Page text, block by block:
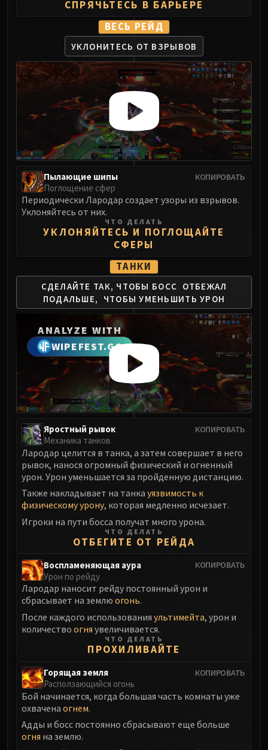
Faction Champions
Twin Val'kyr
Anub'Arak
ULDUAR
Flame Leviathan
Ignis
Razorscale
XT-002
Assembly of Iron
Kologarn
Auriaya
Hodir
Vezax
Yogg-Saron
Algalon
RESOURCES
Addons
Weakauras
Streamers By Class
Mythic+ Streamers
Raid Streamers
Recommended Websites
СПРЯЧЬТЕСЬ В БАРЬЕРЕ
ВЕСЬ РЕЙД
УКЛОНИТЕСЬ ОТ ВЗРЫВОВ
КОПИРОВАТЬ
Пылающие шипы
Поглощение сфер
Периодически Лародар создает узоры из взрывов.
Уклоняйтесь от них.
ЧТО ДЕЛАТЬ
УКЛОНЯЙТЕСЬ И ПОГЛОЩАЙТЕ
СФЕРЫ
ТАНКИ
СДЕЛАЙТЕ ТАК, ЧТОБЫ БОСС ОТБЕЖАЛ
ПОДАЛЬШЕ,
ЧТОБЫ УМЕНЬШИТЬ УРОН
ANALYZE WITH
WIPEFEST.GG
КОПИРОВАТЬ
Яростный рывок
Механика танков
Лародар целится в танка, а затем совершает в него
рывок, нанося огромный физический и огненный
урон. Урон уменьшается за пройденную дистанцию.
Также накладывает на танка уязвимость к
физическому урону, которая медленно исчезает.
Игроки на пути босса получат много урона.
ЧТО ДЕЛАТЬ
ОТБЕГИТЕ ОТ РЕЙДА
КОПИРОВАТЬ
Воспламеняющая аура
Урон по рейду
Лародар наносит рейду постоянный урон и
сбрасывает на землю огонь.
После каждого использования ультимейта, урон и
количество огня увеличивается.
ЧТО ДЕЛАТЬ
ПРОХИЛИВАЙТЕ
КОПИРОВАТЬ
Горящая земля
Расползающийся огонь
Бой начинается, когда большая часть комнаты уже
охвачена огнем.
Адды и босс постоянно сбрасывают еще больше
огня на землю.